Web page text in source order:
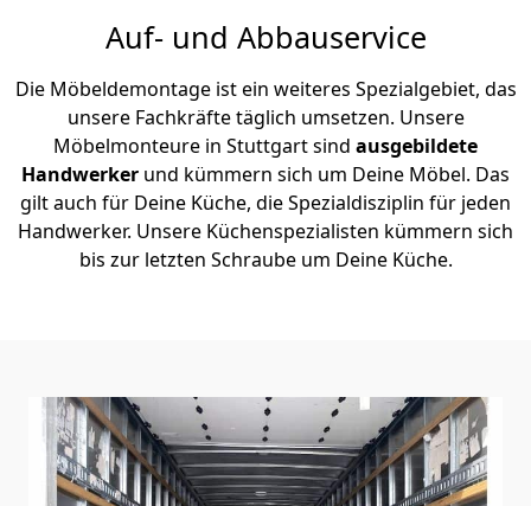
Auf- und Abbauservice
Die Möbeldemontage ist ein weiteres Spezialgebiet, das
unsere Fachkräfte täglich umsetzen. Unsere
Möbelmonteure in Stuttgart sind ausgebildete
Handwerker und kümmern sich um Deine Möbel. Das
gilt auch für Deine Küche, die Spezialdisziplin für jeden
Handwerker. Unsere Küchenspezialisten kümmern sich
bis zur letzten Schraube um Deine Küche.